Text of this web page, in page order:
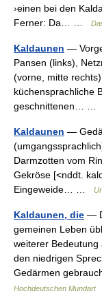
›einen bei den
Ferner: Da… …
Kaldaunen —
Pansen (links),
(vorne, mitte
küchensprachliche
geschnittenen… …
Kaldaunen —
Darmzotten vom
Gekröse [<nddt.
Eingeweide… …
Kaldaunen, die —
gemeinen Leben
weiterer Bedeutung
den niedrigen
Gedärmen
Hochdeutschen Mundart